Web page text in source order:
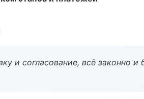
и согласование, всё законно и